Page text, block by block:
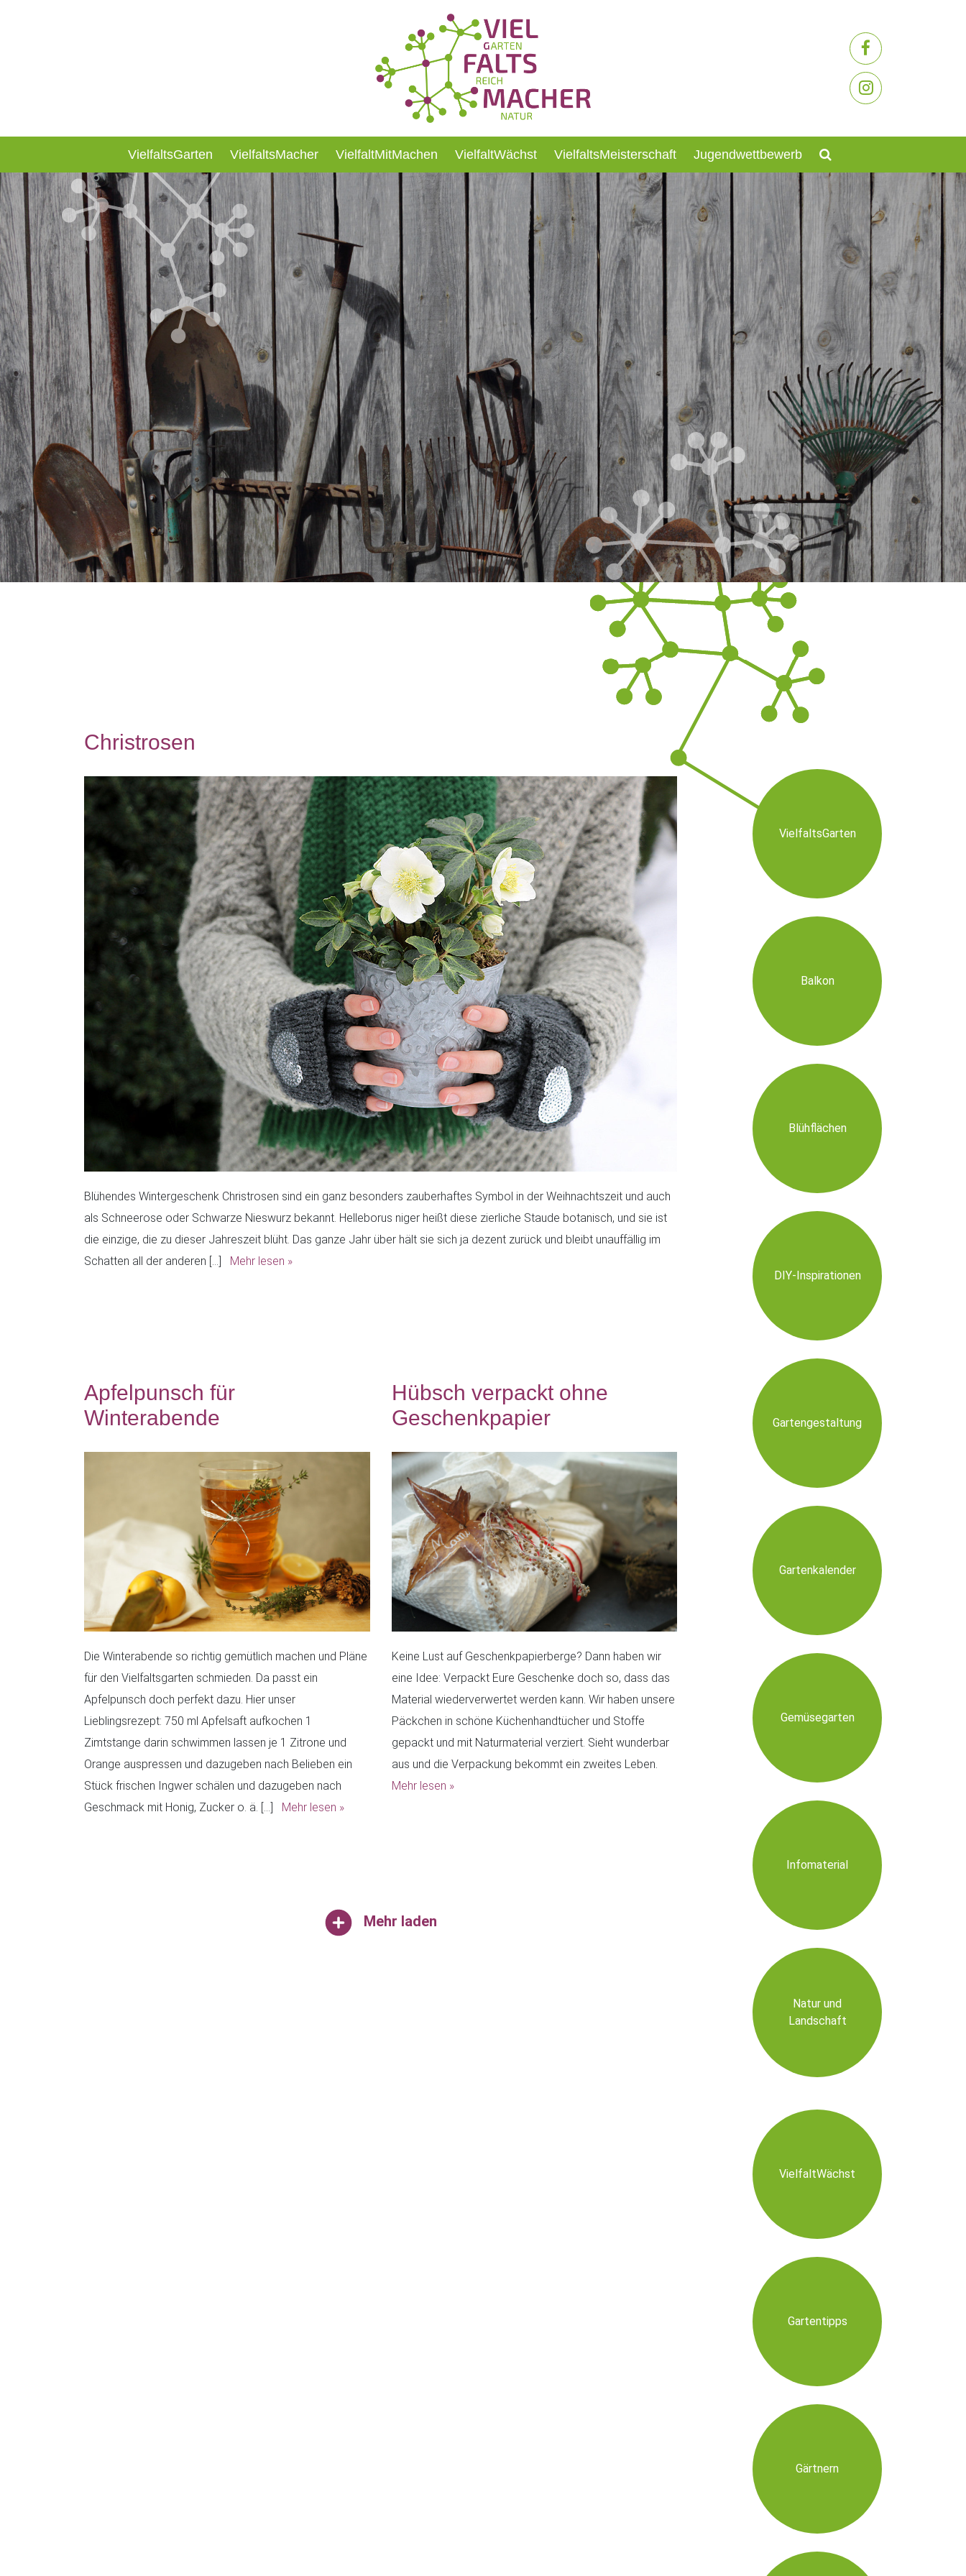
VielfaltsGarten VielfaltsMacher VielfaltMitMachen VielfaltWächst VielfaltsMeisterschaft Jugendwettbewerb
Christrosen
Blühendes Wintergeschenk Christrosen sind ein ganz besonders zauberhaftes Symbol in der Weihnachtszeit und auch
als Schneerose oder Schwarze Nieswurz bekannt. Helleborus niger heißt diese zierliche Staude botanisch, und sie ist
die einzige, die zu dieser Jahreszeit blüht. Das ganze Jahr über hält sie sich ja dezent zurück und bleibt unauffällig im
Schatten all der anderen […] Mehr lesen »
Apfelpunsch für
Winterabende
Die Winterabende so richtig gemütlich machen und Pläne
für den Vielfaltsgarten schmieden. Da passt ein
Apfelpunsch doch perfekt dazu. Hier unser
Lieblingsrezept: 750 ml Apfelsaft aufkochen 1
Zimtstange darin schwimmen lassen je 1 Zitrone und
Orange auspressen und dazugeben nach Belieben ein
Stück frischen Ingwer schälen und dazugeben nach
Geschmack mit Honig, Zucker o. ä. […] Mehr lesen »
Hübsch verpackt ohne
Geschenkpapier
Keine Lust auf Geschenkpapierberge? Dann haben wir
eine Idee: Verpackt Eure Geschenke doch so, dass das
Material wiederverwertet werden kann. Wir haben unsere
Päckchen in schöne Küchenhandtücher und Stoffe
gepackt und mit Naturmaterial verziert. Sieht wunderbar
aus und die Verpackung bekommt ein zweites Leben.
Mehr lesen »
Mehr laden
VielfaltsGarten
Balkon
Blühflächen
DIY-Inspirationen
Gartengestaltung
Gartenkalender
Gemüsegarten
Infomaterial
Natur und
Landschaft
VielfaltWächst
Gartentipps
Gärtnern